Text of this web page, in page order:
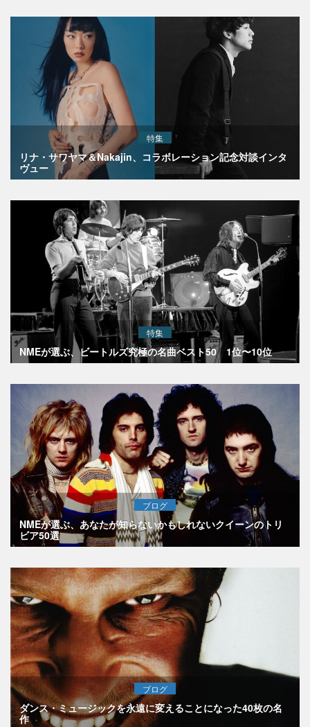
特集
リナ・サワヤマ＆Nakajin、コラボレーション記念対談インタ
ヴュー
特集
NMEが選ぶ、ビートルズ究極の名曲ベスト50 1位〜10位
ブログ
NMEが選ぶ、あなたが知らないかもしれないクイーンのトリ
ビア50選
ブログ
ダンス・ミュージックを永遠に変えることになった40枚の名
作